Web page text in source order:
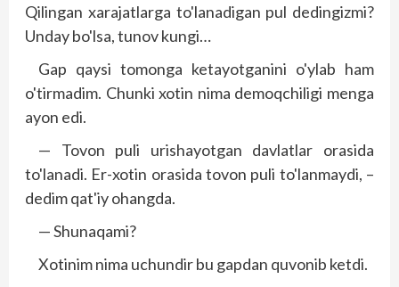
Qilingan xarajatlarga to'lanadigan pul dedingizmi?
Unday bo'lsa, tunov kungi…
Gap qaysi tomonga ketayotganini o'ylab ham
o'tirmadim. Chunki xotin nima demoqchiligi menga
ayon edi.
— Tovon puli urishayotgan davlatlar orasida
to'lanadi. Er-xotin orasida tovon puli to'lanmaydi, –
dedim qat'iy ohangda.
— Shunaqami?
Xotinim nima uchundir bu gapdan quvonib ketdi.